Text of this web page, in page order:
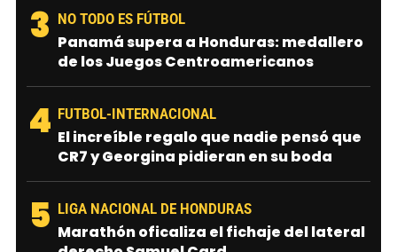
3 NO TODO ES FÚTBOL
Panamá supera a Honduras: medallero
de los Juegos Centroamericanos
4 FUTBOL-INTERNACIONAL
El increíble regalo que nadie pensó que
CR7 y Georgina pidieran en su boda
5 LIGA NACIONAL DE HONDURAS
Marathón oficaliza el fichaje del lateral